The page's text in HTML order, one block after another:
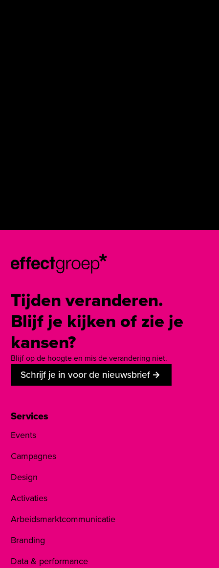
Tijden veranderen.
Blijf je kijken of zie je
kansen?
Blijf op de hoogte en mis de verandering niet.
Schrijf je in voor de nieuwsbrief
Services
Events
Campagnes
Design
Activaties
Arbeidsmarktcommunicatie
Branding
Data & performance